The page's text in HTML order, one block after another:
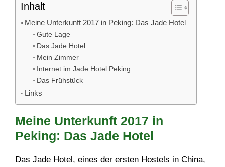
Inhalt
Meine Unterkunft 2017 in Peking: Das Jade Hotel
Gute Lage
Das Jade Hotel
Mein Zimmer
Internet im Jade Hotel Peking
Das Frühstück
Links
Meine Unterkunft 2017 in
Peking: Das Jade Hotel
Das Jade Hotel, eines der ersten Hostels in China,